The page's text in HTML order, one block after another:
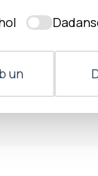
Mrs X yr
farn fod hyn
un